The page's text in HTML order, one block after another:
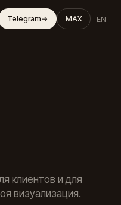
Telegram→ MAX EN
клиентов и для
визуализация.